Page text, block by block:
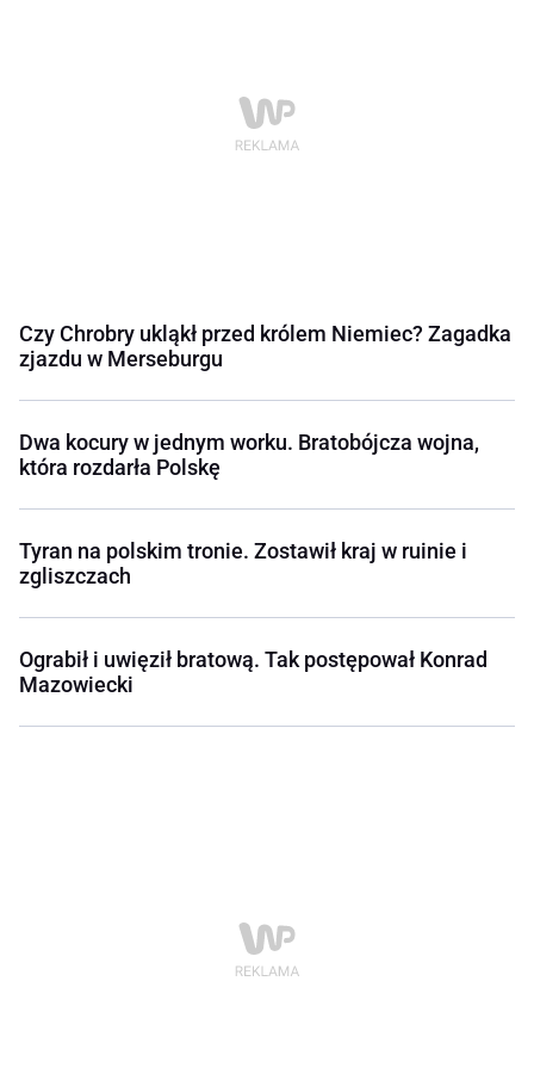
Czy Chrobry ukląkł przed królem Niemiec? Zagadka
zjazdu w Merseburgu
Dwa kocury w jednym worku. Bratobójcza wojna,
która rozdarła Polskę
Tyran na polskim tronie. Zostawił kraj w ruinie i
zgliszczach
Ograbił i uwięził bratową. Tak postępował Konrad
Mazowiecki